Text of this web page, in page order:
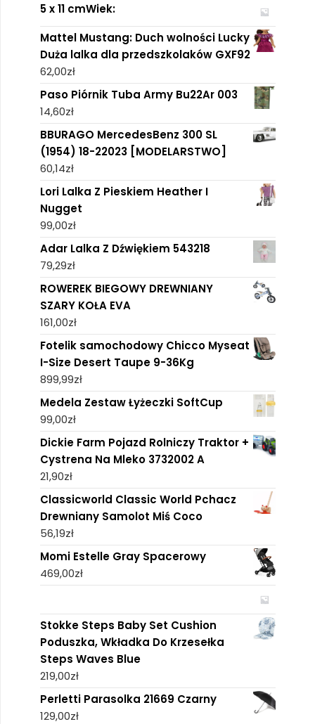
5 x 11 cmWiek:
Mattel Mustang: Duch wolności Lucky
Duża lalka dla przedszkolaków GXF92
62,00zł
Paso Piórnik Tuba Army Bu22Ar 003
14,60zł
BBURAGO MercedesBenz 300 SL
(1954) 18-22023 [MODELARSTWO]
60,14zł
Lori Lalka Z Pieskiem Heather I
Nugget
99,00zł
Adar Lalka Z Dźwiękiem 543218
79,29zł
ROWEREK BIEGOWY DREWNIANY
SZARY KOŁA EVA
161,00zł
Fotelik samochodowy Chicco Myseat
I-Size Desert Taupe 9-36Kg
899,99zł
Medela Zestaw Łyżeczki SoftCup
99,00zł
Dickie Farm Pojazd Rolniczy Traktor +
Cystrena Na Mleko 3732002 A
21,90zł
Classicworld Classic World Pchacz
Drewniany Samolot Miś Coco
56,19zł
Momi Estelle Gray Spacerowy
469,00zł
Stokke Steps Baby Set Cushion
Poduszka, Wkładka Do Krzesełka
Steps Waves Blue
219,00zł
Perletti Parasolka 21669 Czarny
129,00zł